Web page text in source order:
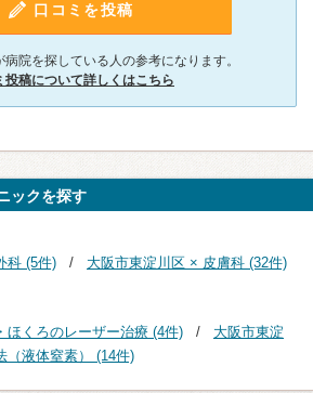
口コミを投稿
院を探している人の参考になります。
投稿について詳しくはこちら
ックを探す
科 (5件)
大阪市東淀川区 × 皮膚科 (32件)
ほくろのレーザー治療 (4件)
大阪市東淀
（液体窒素） (14件)